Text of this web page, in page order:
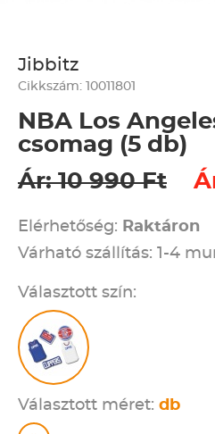
Jibbitz
Cikkszám: 10011801
NBA Los
csomag (5 db)
Ár: 10 990 Ft
Elérhetőség: Raktáron
Várható szállítás: 1-4
Választott szín:
Választott méret: db